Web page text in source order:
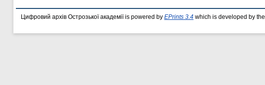
Цифровий архів Острозької академії is powered by EPrints 3.4 which is developed by the